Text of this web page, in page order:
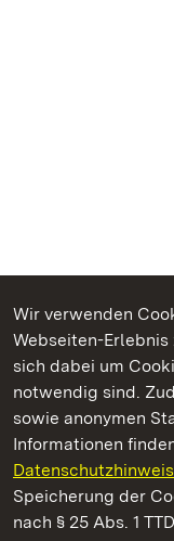
Wir verwenden
Webseiten-
sich dabei um
notwendig sind.
sowie anonymen
Informationen
Speicherung der
nach § 25 Abs. 1
Kommen.
Schloss Heidelberg